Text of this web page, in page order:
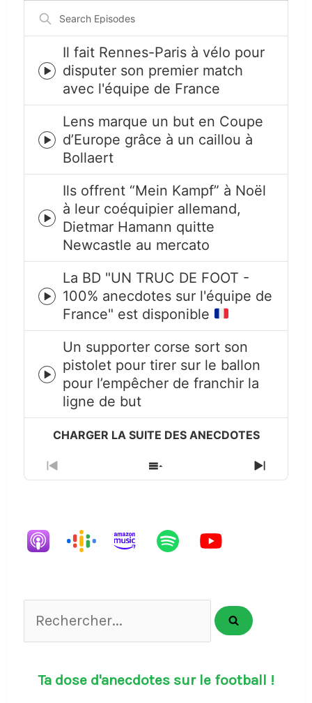
Search
Episodes
Episode
play
icon
Il fait Rennes-Paris à vélo pour
disputer son premier match
avec l'équipe de France
Episode
play
icon
Lens marque un but en Coupe
d’Europe grâce à un caillou à
Bollaert
Episode
play
icon
Ils offrent “Mein Kampf” à Noël
à leur coéquipier allemand,
Dietmar Hamann quitte
Newcastle au mercato
Episode
play
icon
La BD "UN TRUC DE FOOT -
100% anecdotes sur l'équipe de
France" est disponible
Episode
play
icon
Un supporter corse sort son
pistolet pour tirer sur le ballon
pour l’empêcher de franchir la
ligne de but
Previous
Episode
Show
Episodes
Next
Episode
Rechercher...
Ta dose d'anecdotes sur le football !